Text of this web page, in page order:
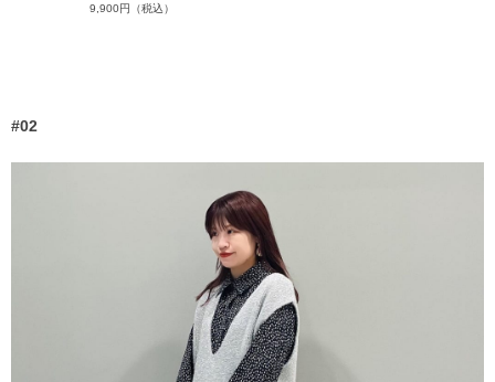
9,900円（税込）
#02